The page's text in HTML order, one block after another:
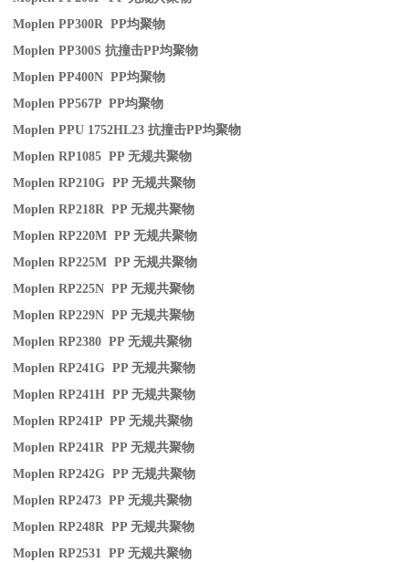
Moplen PP300R PP均聚物
Moplen PP300S抗撞击PP均聚物
Moplen PP400N PP均聚物
Moplen PP567P PP均聚物
Moplen PPU 1752HL23抗撞击PP均聚物
Moplen RP1085 PP无规共聚物
Moplen RP210G PP无规共聚物
Moplen RP218R PP无规共聚物
Moplen RP220M PP无规共聚物
Moplen RP225M PP无规共聚物
Moplen RP225N PP无规共聚物
Moplen RP229N PP无规共聚物
Moplen RP2380 PP无规共聚物
Moplen RP241G PP无规共聚物
Moplen RP241H PP无规共聚物
Moplen RP241P PP无规共聚物
Moplen RP241R PP无规共聚物
Moplen RP242G PP无规共聚物
Moplen RP2473 PP无规共聚物
Moplen RP248R PP无规共聚物
Moplen RP2531 PP无规共聚物